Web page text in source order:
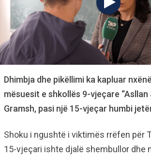
Dhimbja dhe pikëllimi ka kapluar
mësuesit e shkollës 9-vjeçare “Asllan
Gramsh, pasi një 15-vjeçar humbi
Shoku i ngushtë i viktimës rrëfen për
15-vjeçari ishte djalë shembullor dhe